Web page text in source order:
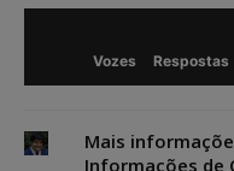
Vozes Respostas
Mais
Informações de